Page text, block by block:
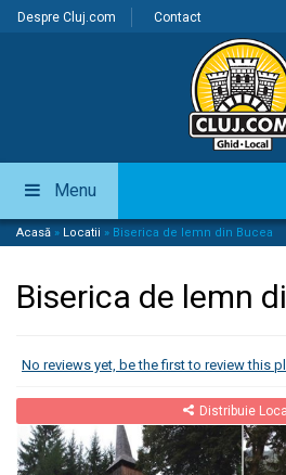
Despre Cluj.com Contact
Menu
Acasă » Locatii » Biserica de lemn din Bucea
Biserica de lemn
No reviews yet, be the first to review this
Distribuie